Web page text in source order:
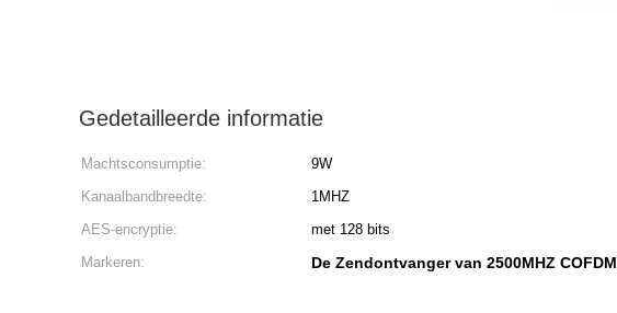
Gedetailleerde informatie
Machtsconsumptie: 9W
Kanaalbandbreedte:
1MHZ
AES-encryptie:
met 128 bits
Markeren:
De Zendontvanger van 2500MHZ COFDM